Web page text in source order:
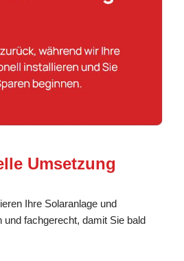
Umsetzung
Ihre Solaranlage und
fachgerecht, damit Sie bald